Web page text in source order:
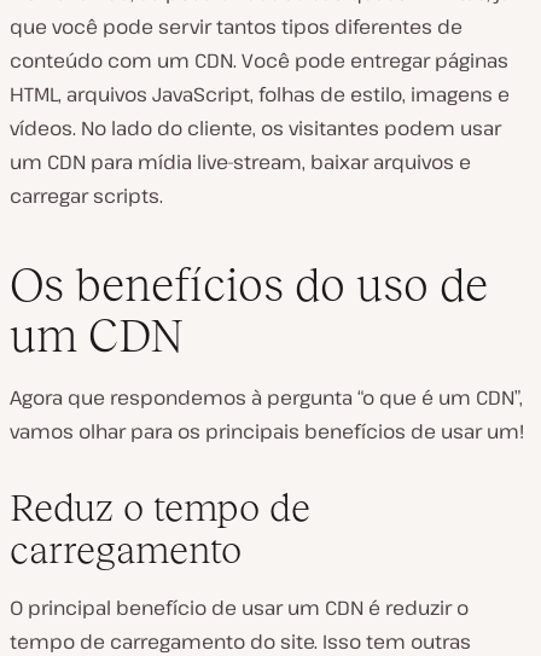
que você pode servir tantos tipos diferentes de
conteúdo com um CDN. Você pode entregar páginas
HTML, arquivos JavaScript, folhas de estilo, imagens e
vídeos. No lado do cliente, os visitantes podem usar
um CDN para mídia live-stream, baixar arquivos e
carregar scripts.
Os benefícios do uso de
um CDN
Agora que respondemos à pergunta “o que é um CDN”,
vamos olhar para os principais benefícios de usar um!
Reduz o tempo de
carregamento
O principal benefício de usar um CDN é reduzir o
tempo de carregamento do site. Isso tem outras